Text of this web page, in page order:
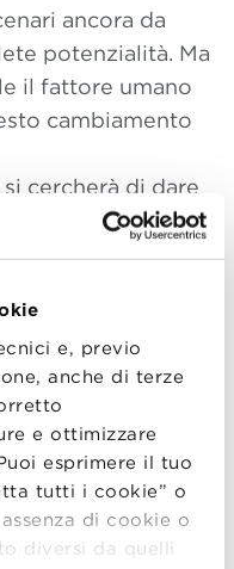
e, previo
anche di terze
e ottimizzare
esprimere il tuo
tutti i cookie” o
di cookie o
diversi da quelli
ancora da
potenzialità. Ma
il fattore umano
cambiamento
cercherà di dare
organizzato da
collaborazione
Alfredo Montanari
Business School